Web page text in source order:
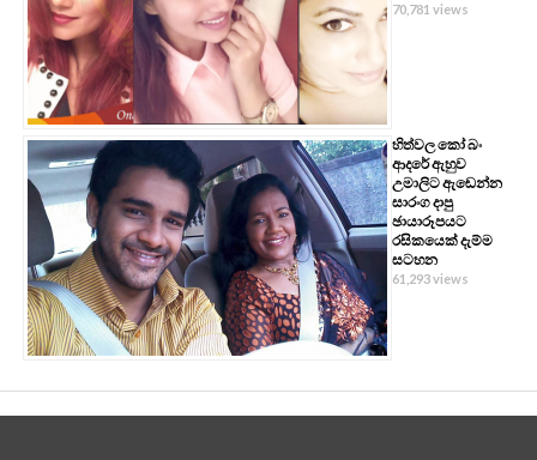
70,781 views
හිත්වල කෝ බං
ආදරේ ඇහුව
උමාලිට ඇඬෙන්න
සාරංග දාපු
ඡායාරූපයට
රසිකයෙක් දැම්ම
සටහන
61,293 views